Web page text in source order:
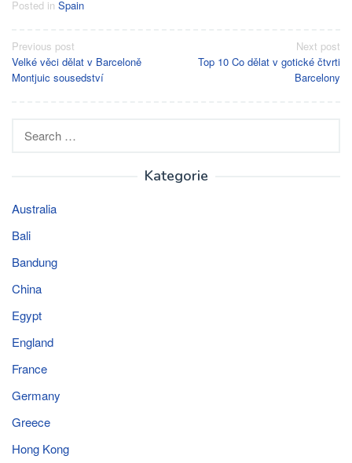
Posted in Spain
Post
navigation
Previous post
Velké věci dělat v Barceloně
Montjuic sousedství
Next post
Top 10 Co dělat v gotické čtvrti
Barcelony
for:
Kategorie
Australia
Bali
Bandung
China
Egypt
England
France
Germany
Greece
Hong Kong